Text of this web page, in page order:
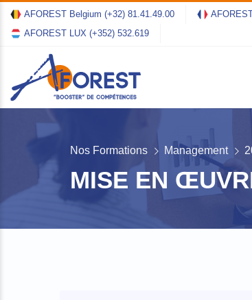
AFOREST Belgium (+32) 81.41.49.00
AFOREST LUX (+352) 532.619
Nos Formations Management
MISE EN